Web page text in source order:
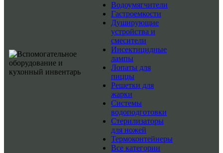
Водоумягчители
Гастроемкости
Душирующие
устройства и
смесители
Инсектицидные
лампы
Лопаты для
пиццы
Решетки для
жарки
Системы
водоподготовки
Стерилизаторы
для ножей
Термоконтейнеры
Все категории